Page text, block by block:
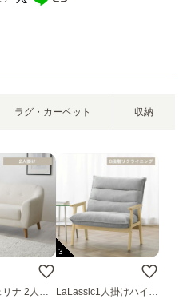
ラグ・カーペット 収納
ナ 2人掛
3
LaLassic1人掛けハイバ